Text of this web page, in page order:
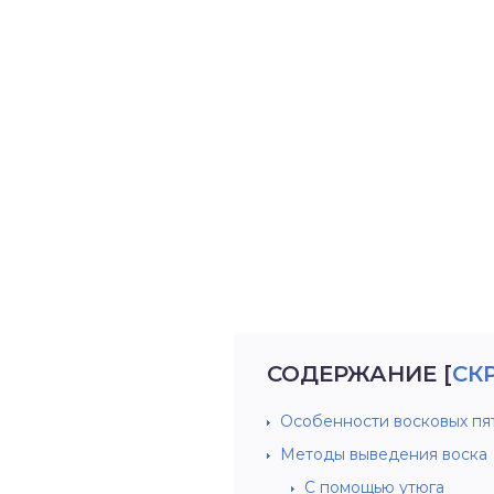
СОДЕРЖАНИЕ [
Особенности восковых
Методы выведения воска
С помощью утюга